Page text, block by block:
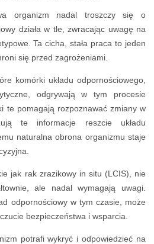
organizm nadal troszczy się o
działa w tle, zwracając uwagę na
Ta cicha, stała praca to jeden
się przed zagrożeniami.
komórki układu odpornościowego,
odgrywają w tym procesie
te pomagają rozpoznawać zmiany w
te informacje reszcie układu
naturalna obrona organizmu staje
jak rak zrazikowy in situ (LCIS), nie
ale nadal wymagają uwagi.
odpornościowy w tym czasie, może
bezpieczeństwa i wsparcia.
potrafi wykryć i odpowiedzieć na